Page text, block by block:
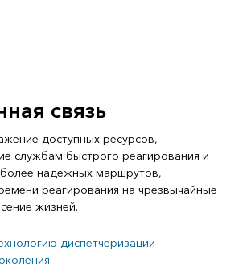
связь
доступных ресурсов,
службам быстрого реагирования и
надежных маршрутов,
реагирования на чрезвычайные
жизней.
диспетчеризации